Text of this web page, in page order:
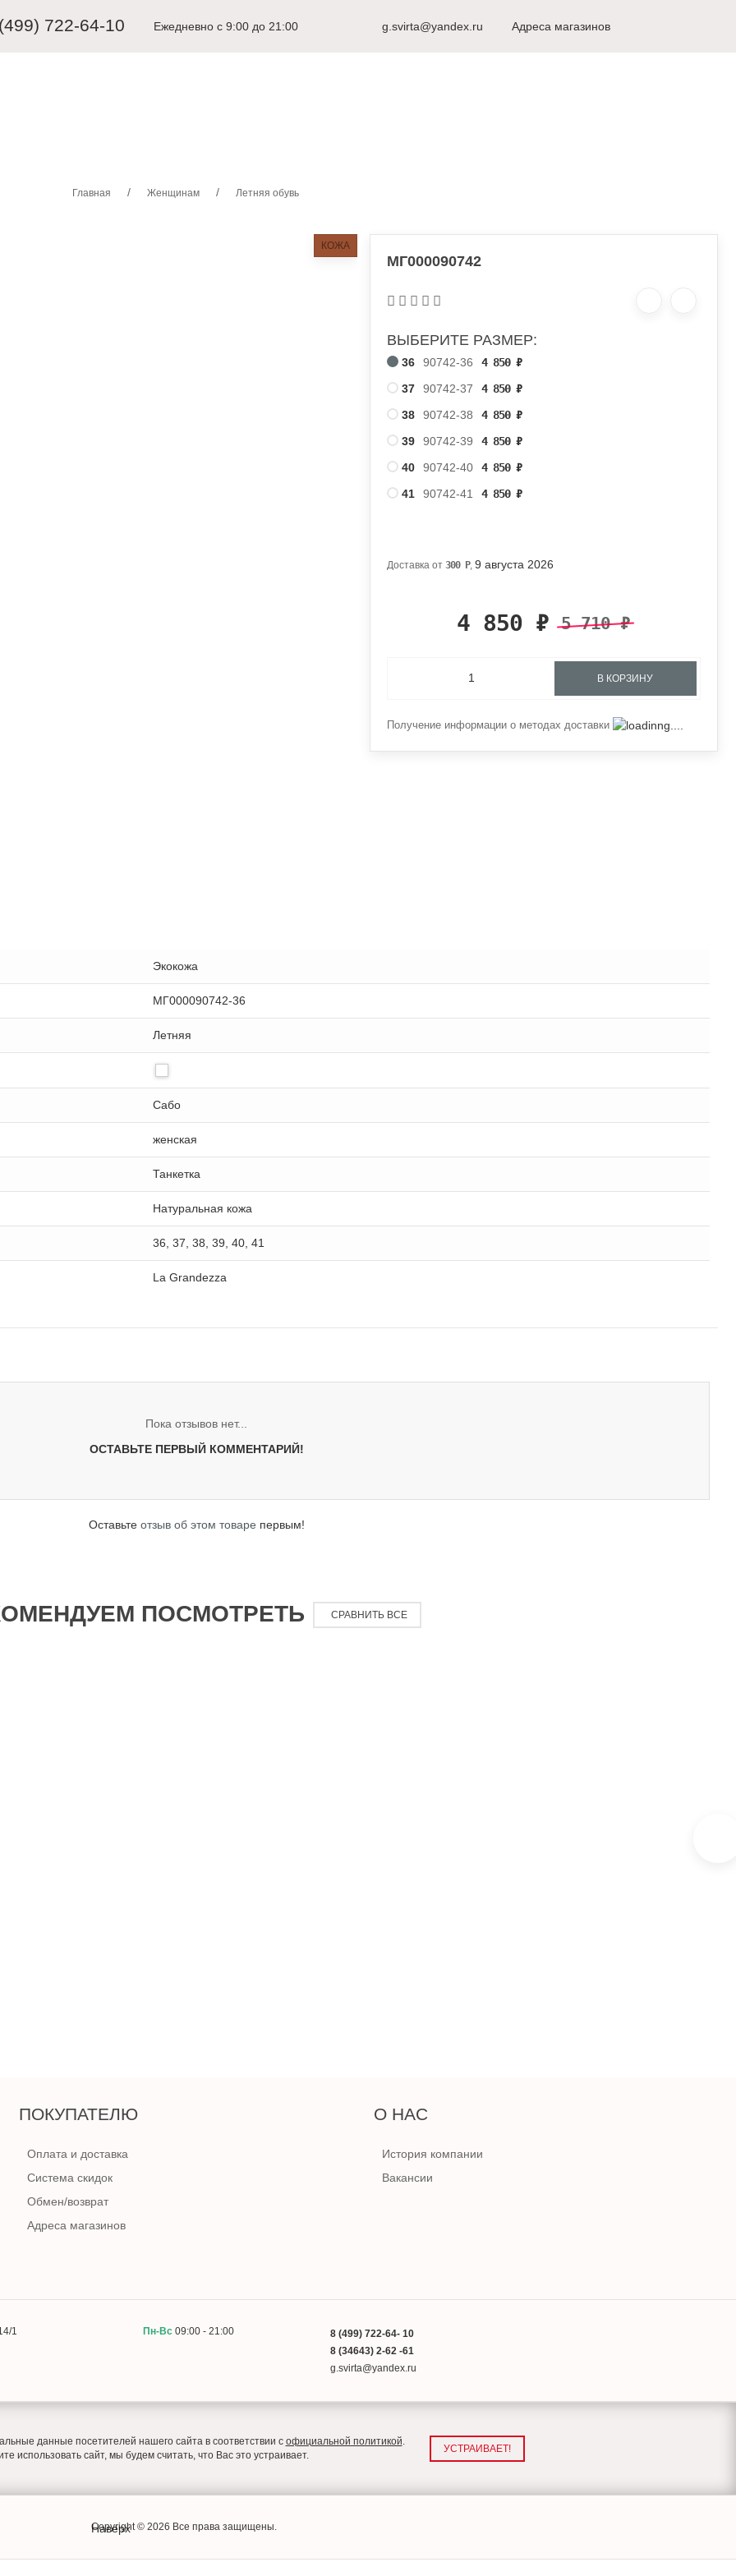
722-64-10 Ежедневно с 9:00 до 21:00 г. Видное 8 (498) 917-53-51
g.svirta@yandex.ru Адреса магазинов
Главная Женщинам Летняя обувь
КОЖА
МГ000090742
ВЫБЕРИТЕ РАЗМЕР:
36 90742-36 4 850₽
37
90742-37 4 850₽
38
90742-38 4 850₽
39
90742-39 4 850₽
40
90742-40 4 850₽
41
90742-41 4 850₽
Доставка от300 Р,9 августа 2026
4 850 ₽ 5 710₽
В КОРЗИНУ
Получение информации о методах доставки
Экокожа
МГ000090742-36
Летняя
Сабо
женская
Танкетка
Натуральная кожа
36, 37, 38, 39, 40, 41
La Grandezza
Пока отзывов нет...
ОСТАВЬТЕ ПЕРВЫЙ КОММЕНТАРИЙ!
Оставьте отзыв об этом товаре первым!
ПОСМОТРЕТЬ СРАВНИТЬ ВСЕ
ПОКУПАТЕЛЮ
Оплата и доставка
Система скидок
Обмен/возврат
Адреса магазинов
О НАС
История компании
Вакансии
1 Пн-Вс 09:00 - 21:00
8 (499) 722-64- 10
8 (34643) 2-62 -61
g.svirta@yandex.ru
данные посетителей нашего сайта в соответствии с официальной политикой.
использовать сайт, мы будем считать, что Вас это устраивает.
УСТРАИВАЕТ!
Наверх
Copyright © 2026 Все права защищены.